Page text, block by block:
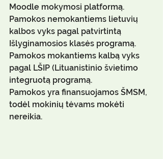
Moodle mokymosi platformą.
Pamokos nemokantiems lietuvių
kalbos vyks pagal patvirtintą
Išlyginamosios klasės programą.
Pamokos mokantiems kalbą vyks
pagal LŠIP (Lituanistinio švietimo
integruotą programą.
Pamokos yra finansuojamos ŠMSM,
todėl mokinių tėvams mokėti
nereikia.